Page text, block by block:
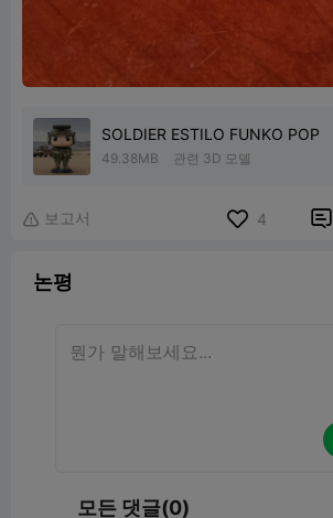
SOLDIER ESTILO FUNKO POP
49.38MB 관련 3D 모델
 보고서 4 
논평
모든 댓글(0)